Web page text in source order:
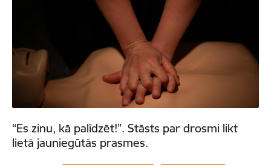
“Es zinu, kā palīdzēt!”. Stāsts par drosmi likt
lietā jauniegūtās prasmes.